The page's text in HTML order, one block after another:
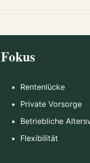
Fokus
Rentenlücke
Private Vorsorge
Betriebliche
Flexibilität